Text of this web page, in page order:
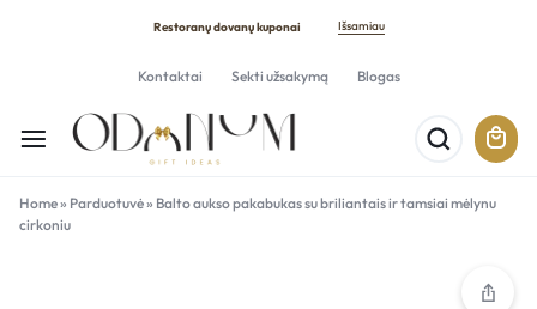
Restoranų dovanų kuponai Išsamiau
Kontaktai Sekti užsakymą Blogas
Home» Parduotuvė» Balto aukso pakabukas su briliantais ir tamsiai mėlynu
cirkoniu